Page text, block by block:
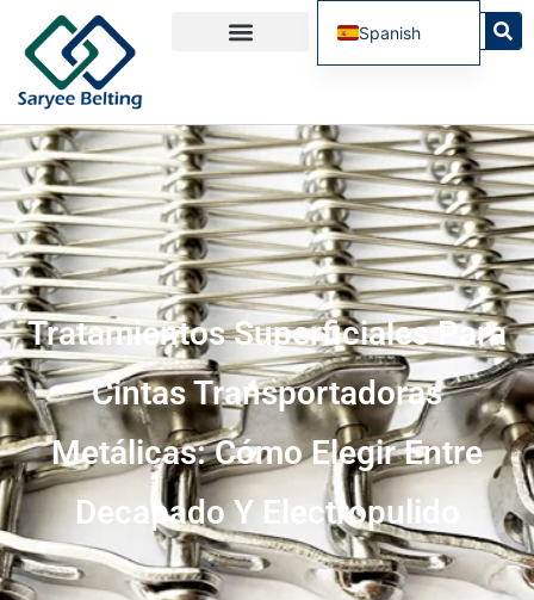
Tratamientos Superficiales Para
Cintas Transportadoras
Metálicas: Cómo Elegir Entre
Decapado Y Electropulido
Spanish
English
Russian
Portuguese